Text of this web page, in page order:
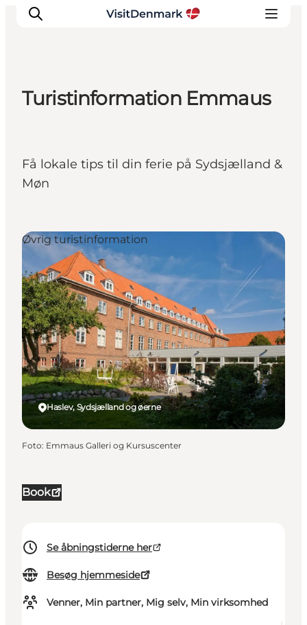
Oplevelser
Overnatning
Planlæg ferien
Turistinformation Emmaus
Få lokale tips til din ferie på Sydsjælland &
Møn
Book
Se åbningstiderne her
Besøg hjemmeside
Venner, Min partner, Mig selv, Min virksomhed
Haslev, Sydsjælland og øerne
Øvrig turistinformation
Foto: Emmaus Galleri og Kursuscenter